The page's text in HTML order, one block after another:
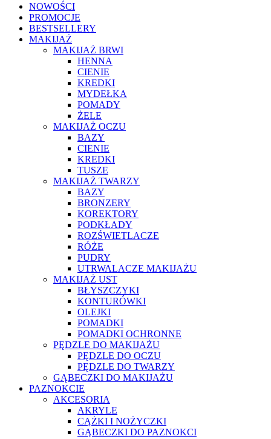
NOWOŚCI
PROMOCJE
BESTSELLERY
MAKIJAŻ
MAKIJAŻ BRWI
HENNA
CIENIE
KREDKI
MYDEŁKA
POMADY
ŻELE
MAKIJAŻ OCZU
BAZY
CIENIE
KREDKI
TUSZE
MAKIJAŻ TWARZY
BAZY
BRONZERY
KOREKTORY
PODKŁADY
ROZŚWIETLACZE
RÓŻE
PUDRY
UTRWALACZE MAKIJAŻU
MAKIJAŻ UST
BŁYSZCZYKI
KONTURÓWKI
OLEJKI
POMADKI
POMADKI OCHRONNE
PĘDZLE DO MAKIJAŻU
PĘDZLE DO OCZU
PĘDZLE DO TWARZY
GĄBECZKI DO MAKIJAŻU
PAZNOKCIE
AKCESORIA
AKRYLE
CĄŻKI I NOŻYCZKI
GĄBECZKI DO PAZNOKCI